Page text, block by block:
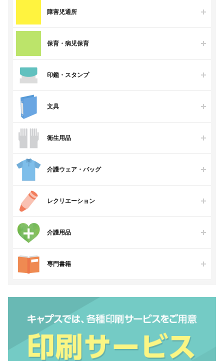
障害児通所
保育・病児保育
印鑑・スタンプ
文具
衛生用品
介護ウェア・バッグ
レクリエーション
介護用品
専門書籍